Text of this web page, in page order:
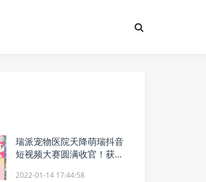
瑞派宠物医院天降萌瑞抖音
短视频大赛圆满收官！获奖
2022-01-14 17:44:58